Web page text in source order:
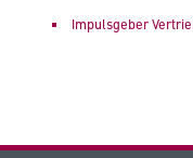
Impulsgeber